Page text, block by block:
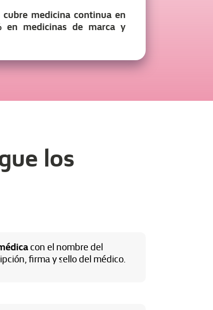
cubre medicina continua en
medicinas de marca y
los
con el nombre del
firma y sello del médico.